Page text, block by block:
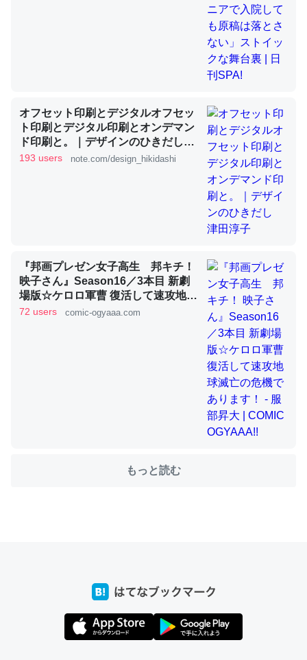
これを元に考えるとカルシウムを大量に使う脊椎動物と貝
ジになったり努力してるし。
─ニュース :: 【研究発表】昆虫学の大問題＝「昆虫はなぜ海にいな
いのか」に関する新仮説
ウチもEchoを実家に置いて４年。でたまに覗いてる。ぼ
位置情報を共有してる。電池残量や充電中かが分かるので
これ見て生きてるなって分かる。
─たまにLINEするくらいだった遠方の父67歳と僕。ITツール導入で
コミュニケーションが劇的に変化した｜tayorini by LIFULL介護
ちょうど同じ理由でEcho Show 8を設定中でした。Prime
とかSpotifyを支払う孝行もできる。一生で親と会える残
り時間を日数にすると1週間とかの人が多いそうだけど、
─たまにLINEするくらいだった遠方の父67歳と僕。ITツール導入で
たいなのでネット環境作ったけどAlexaしか使わないので
回線代ほとんどかからないですよ。参考：
https://toyoshi.hatenablog.com/entry/2019/05/15/1805
オフセット印刷とデジタルオフセッ
ト印刷とデジタル印刷とオンデマン
ド印刷と。｜デザインのひきだし
津田淳子
193 users note.com/design_hikidashi
『邦画プレゼン女子高生 邦キチ！
映子さん』Season16／3本目 新劇
場版☆ケロロ軍曹 復活して速攻地球
滅亡の危機であります！ - 服部昇大 |
72 users comic-ogyaaa.com
もっと読む